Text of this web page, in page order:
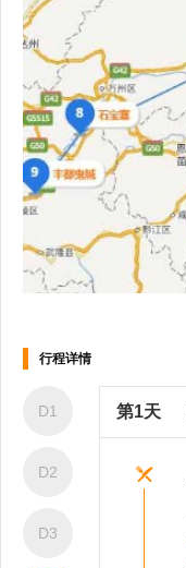
vip餐厅
行程详情
D1
D2
D3
第1天